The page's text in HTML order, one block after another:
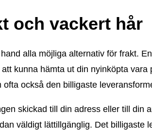
och vackert hår
alla möjliga alternativ för frakt.
kunna hämta ut din nyinköpta
också den billigaste
skickad till din adress eller till din
väldigt lättillgänglig. Det billigaste